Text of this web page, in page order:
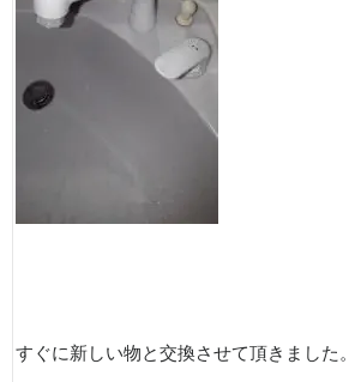
すぐに新しい物と交換させて頂きました。